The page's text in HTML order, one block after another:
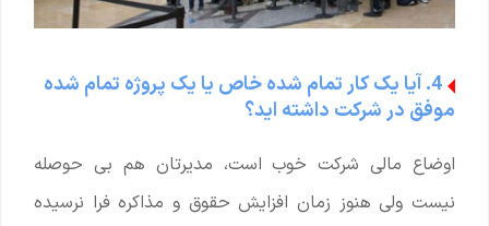
4. آیا یک کار تمام شده خاص یا یک پروژه تمام شده
موفق در شرکت داشته اید؟
اوضاع مالی شرکت خوب است، مدیرتان هم بی حوصله
نیست ولی هنوز زمان افزایش حقوق و مذاکره فرا نرسیده